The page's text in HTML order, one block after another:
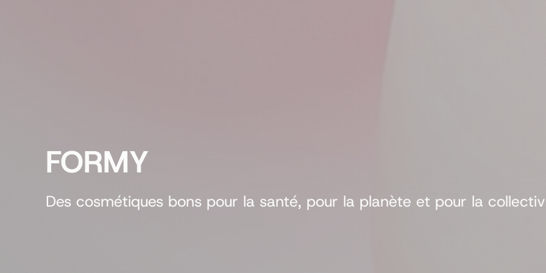
FORMY
Des cosmétiques bons pour la santé, pour la planète et pour la